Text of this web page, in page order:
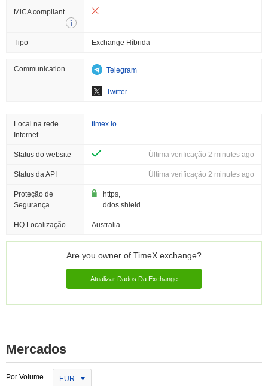
MiCA compliant
Tipo Exchange Híbrida
Communication Telegram
Twitter
Local na rede
Internet
timex.io
Status do website Última verificação 2 minutes ago
Status da API Última verificação 2 minutes ago
Proteção de
Segurança
https,
ddos shield
HQ Localização Australia
Are you owner of TimeX exchange?
Atualizar Dados Da Exchange
Mercados
Por Volume EUR